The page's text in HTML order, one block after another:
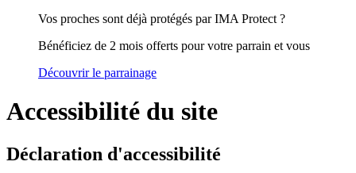
Vos proches sont déjà protégés par IMA Protect ?
Bénéficiez de 2 mois offerts pour votre parrain et vous
Découvrir le parrainage
Accessibilité du site
Déclaration d'accessibilité